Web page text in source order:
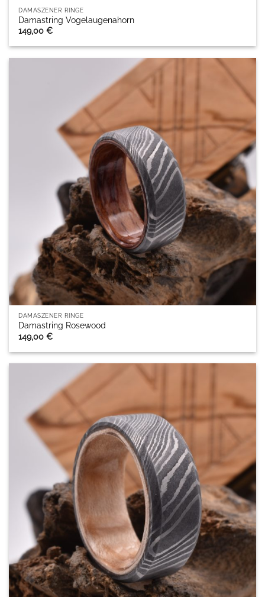
DAMASZENER RINGE
Damastring Vogelaugenahorn
149,00€
DAMASZENER RINGE
Damastring Rosewood
149,00€